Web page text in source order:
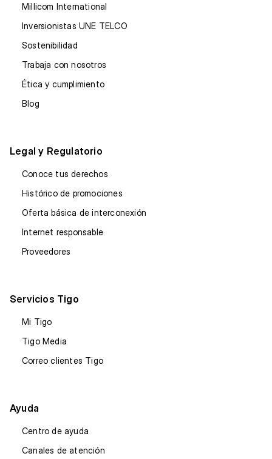
Millicom International
Inversionistas UNE TELCO
Sostenibilidad
Trabaja con nosotros
Ética y cumplimiento
Blog
Legal y Regulatorio
Conoce tus derechos
Histórico de promociones
Oferta básica de interconexión
Internet responsable
Proveedores
Servicios Tigo
Mi Tigo
Tigo Media
Correo clientes Tigo
Ayuda
Centro de ayuda
Canales de atención